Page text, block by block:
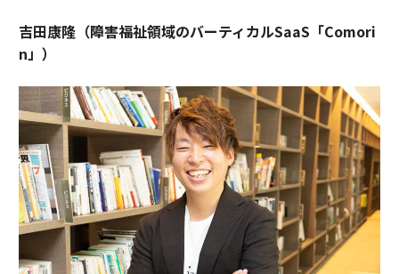
吉田康隆（障害福祉領域のバーティカルSaaS「Comori
n」）